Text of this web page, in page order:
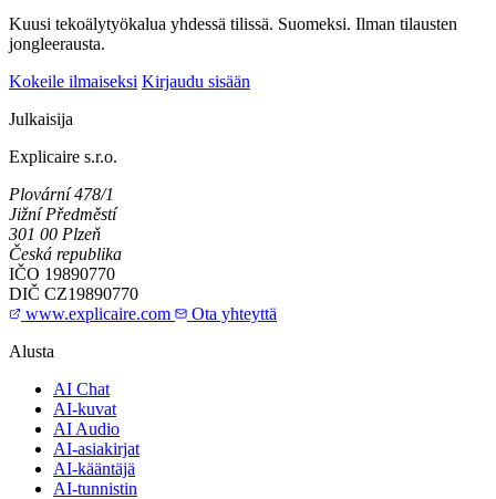
Kuusi tekoälytyökalua yhdessä tilissä. Suomeksi. Ilman tilausten
jongleerausta.
Kokeile ilmaiseksi Kirjaudu sisään
Julkaisija
Explicaire s.r.o.
Plovární 478/1
Jižní Předměstí
301 00 Plzeň
Česká republika
IČO 19890770
DIČ CZ19890770
www.explicaire.com
Ota yhteyttä
Alusta
AI Chat
AI-kuvat
AI Audio
AI-asiakirjat
AI-kääntäjä
AI-tunnistin